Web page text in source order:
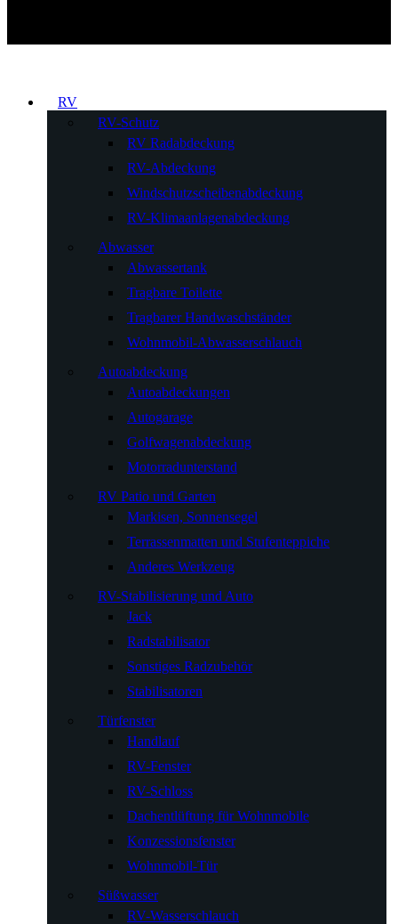
RV
RV-Schutz
RV Radabdeckung
RV-Abdeckung
Windschutzscheibenabdeckung
RV-Klimaanlagenabdeckung
Abwasser
Abwassertank
Tragbare Toilette
Tragbarer Handwaschständer
Wohnmobil-Abwasserschlauch
Autoabdeckung
Autoabdeckungen
Autogarage
Golfwagenabdeckung
Motorradunterstand
RV Patio und Garten
Markisen, Sonnensegel
Terrassenmatten und Stufenteppiche
Anderes Werkzeug
RV-Stabilisierung und Auto
Jack
Radstabilisator
Sonstiges Radzubehör
Stabilisatoren
Türfenster
Handlauf
RV-Fenster
RV-Schloss
Dachentlüftung für Wohnmobile
Konzessionsfenster
Wohnmobil-Tür
Süßwasser
RV-Wasserschlauch